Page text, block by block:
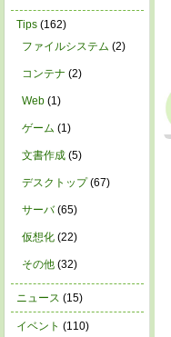
Tips (162)
ファイルシステム (2)
コンテナ (2)
Web (1)
ゲーム (1)
文書作成 (5)
デスクトップ(67)
サーバ(65)
仮想化 (22)
その他 (32)
ニュース (15)
イベント (110)